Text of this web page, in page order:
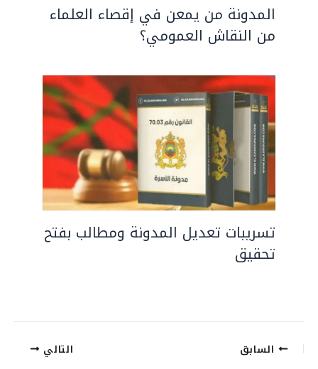
المدونة من يمعن في إقصاء العلماء
من النقاش العمومي؟
تسريبات تعديل المدونة ومطالب بفتح
تحقيق
السابق التالي